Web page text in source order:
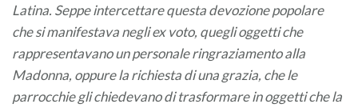
Latina. Seppe intercettare questa devozione popolare
che si manifestava negli ex voto, quegli oggetti che
rappresentavano un personale ringraziamento alla
Madonna, oppure la richiesta di una grazia, che le
parrocchie gli chiedevano di trasformare in oggetti che la